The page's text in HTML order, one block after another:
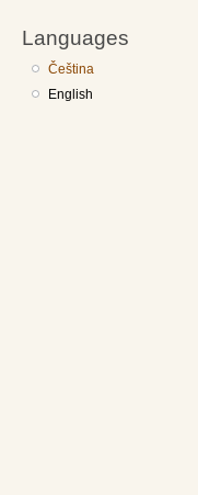
Languages
Čeština
English